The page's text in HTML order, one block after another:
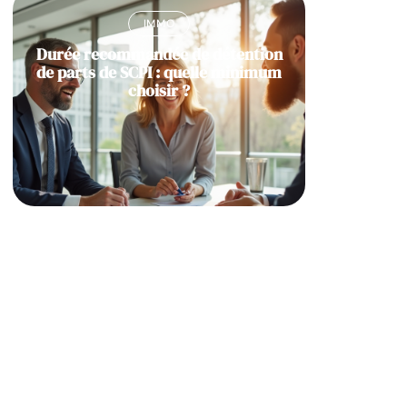
IMMO
Durée recommandée de détention
de parts de SCPI : quelle minimum
choisir ?